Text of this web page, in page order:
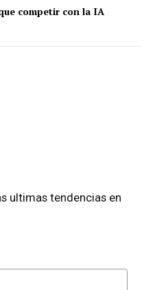
competir con la IA
ultimas tendencias en